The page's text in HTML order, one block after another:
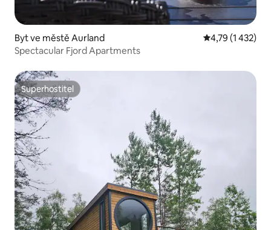
Byt ve městě Aurland Průměrné
4,79 (1 432)
Spectacular Fjord Apartments
Superhostitel
Superhostitel